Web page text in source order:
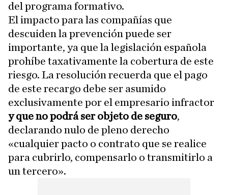
del programa formativo.
El impacto para las compañías que
descuiden la prevención puede ser
importante, ya que la legislación española
prohíbe taxativamente la cobertura de este
riesgo. La resolución recuerda que el pago
de este recargo debe ser asumido
exclusivamente por el empresario infractor
y que no podrá ser objeto de seguro,
declarando nulo de pleno derecho
«cualquier pacto o contrato que se realice
para cubrirlo, compensarlo o transmitirlo a
un tercero».